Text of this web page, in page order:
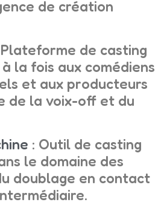
de création
de casting
la fois aux comédiens
et aux producteurs
de la voix-off et du
: Outil de casting
le domaine des
doublage en contact